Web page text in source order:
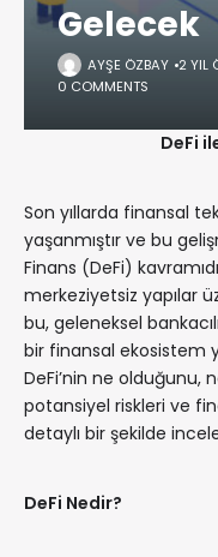
Gelecek
AYŞE ÖZBAY 2 YIL
0 COMMENTS
DeFi
Son yıllarda finansal
yaşanmıştır ve bu
Finans (DeFi)
merkeziyetsiz yapılar
bu, geleneksel
bir finansal ekosistem
DeFi’nin ne olduğunu,
potansiyel riskleri ve
detaylı bir şekilde
DeFi Nedir?